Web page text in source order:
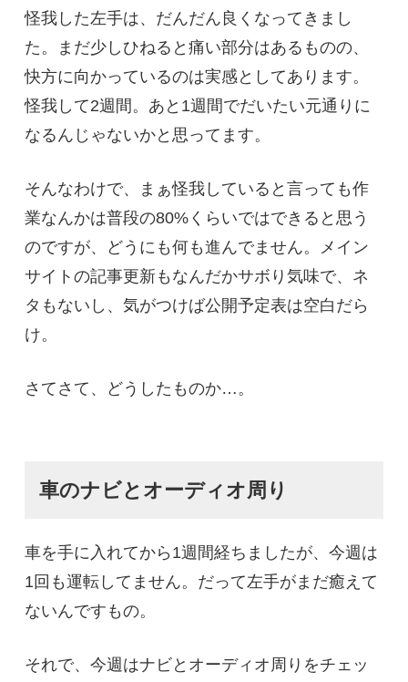
怪我した左手は、だんだん良くなってきまし
た。まだ少しひねると痛い部分はあるものの、
快方に向かっているのは実感としてあります。
怪我して2週間。あと1週間でだいたい元通りに
なるんじゃないかと思ってます。
そんなわけで、まぁ怪我していると言っても作
業なんかは普段の80%くらいではできると思う
のですが、どうにも何も進んでません。メイン
サイトの記事更新もなんだかサボり気味で、ネ
タもないし、気がつけば公開予定表は空白だら
け。
さてさて、どうしたものか…。
車のナビとオーディオ周り
車を手に入れてから1週間経ちましたが、今週は
1回も運転してません。だって左手がまだ癒えて
ないんですもの。
それで、今週はナビとオーディオ周りをチェッ